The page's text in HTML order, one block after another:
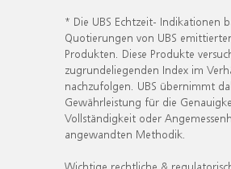
* Die UBS Echtzeit- Indikationen
Quotierungen von UBS
Produkten. Diese Produkte
zugrundeliegenden Index im
nachzufolgen. UBS übernimmt
Gewährleistung für die
Vollständigkeit oder
angewandten Methodik.